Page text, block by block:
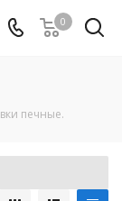
0
печные.